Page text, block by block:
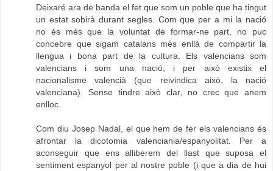
Deixaré ara de banda el fet que som un poble que ha tingut
un estat sobirà durant segles. Com que per a mi la nació
no és més que la voluntat de formar-ne part, no puc
concebre que sigam catalans més enllà de compartir la
llengua i bona part de la cultura. Els valencians som
valencians i som una nació, i per això existix el
nacionalisme valencià (que reivindica això, la nació
valenciana). Sense tindre això clar, no crec que anem
enlloc.
Com diu Josep Nadal, el que hem de fer els valencians és
afrontar la dicotomia valenciania/espanyolitat. Per a
aconseguir que ens alliberem del llast que suposa el
sentiment espanyol per al nostre poble (i que a dia de hui